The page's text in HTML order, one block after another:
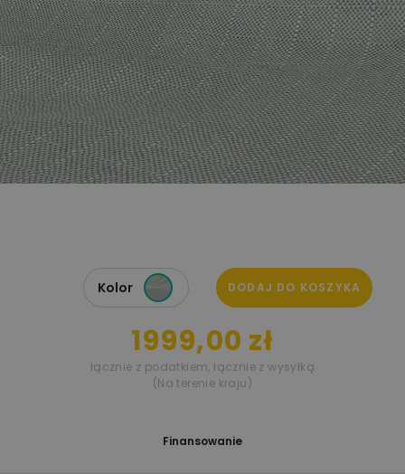
Kolor DODAJ DO KOSZYKA
1999,00 zł
łącznie z podatkiem,łącznie z wysyłką
(Na terenie kraju)
Finansowanie